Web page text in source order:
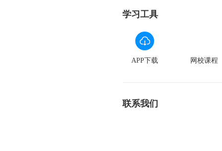
学习工具
APP下载 网校课程
联系我们